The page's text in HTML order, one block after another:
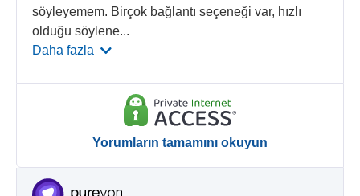
söyleyemem. Birçok bağlantı seçeneği var, hızlı
olduğu söylene...
Daha fazla
Yorumların tamamını okuyun